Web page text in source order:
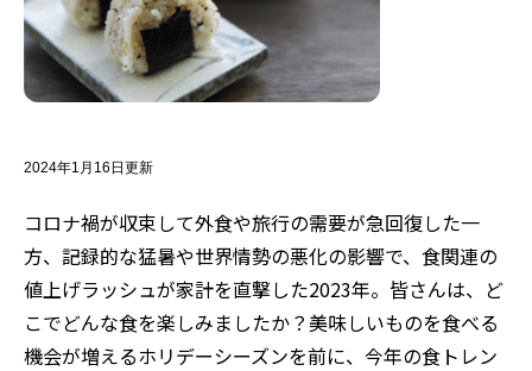
2024年1月16日更新
コロナ禍が収束して外食や旅行の需要が急回復した一
方、 記録的な猛暑や世界情勢の悪化の影響で、 食関連の
値上げラッシュが家計を直撃した2023年。皆さんは、ど
こでどんな食を楽しみましたか？美味しいものを食べる
機会が増えるホリデーシーズンを前に、今年の食トレン